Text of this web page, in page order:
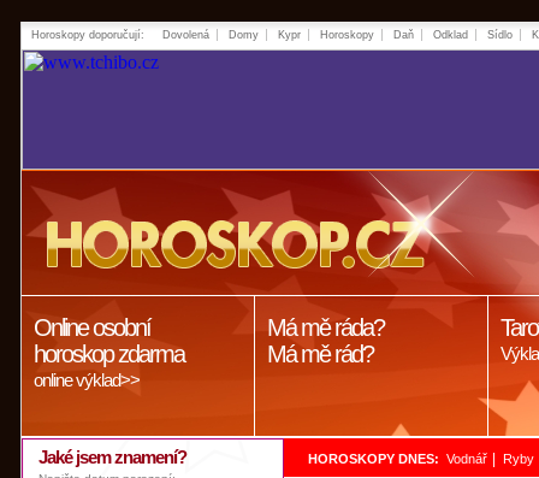
Horoskopy doporučují: Dovolená Domy Kypr Horoskopy Daň Odklad Sídlo
Online osobní
horoskop zdarma
online výklad>>
Má mě ráda?
Má mě rád?
Jaké jsem znamení? HOROSKOPY DNES: Vodnář Ryby